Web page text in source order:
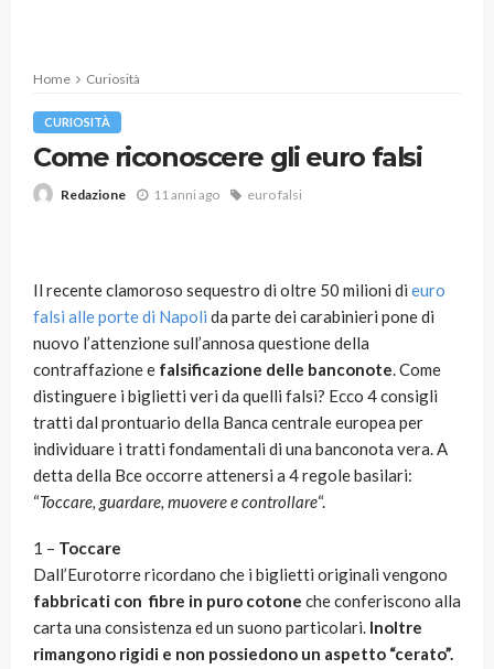
Home Curiosità
CURIOSITÀ
Come riconoscere gli euro falsi
Redazione 11 anni ago euro falsi
Il recente clamoroso sequestro di oltre 50 milioni di euro
falsi alle porte di Napoli da parte dei carabinieri pone di
nuovo l’attenzione sull’annosa questione della
contraffazione e falsificazione delle banconote. Come
distinguere i biglietti veri da quelli falsi? Ecco 4 consigli
tratti dal prontuario della Banca centrale europea per
individuare i tratti fondamentali di una banconota vera. A
detta della Bce occorre attenersi a 4 regole basilari:
“Toccare, guardare, muovere e controllare“.
1 – Toccare
Dall’Eurotorre ricordano che i biglietti originali vengono
fabbricati con fibre in puro cotone che conferiscono alla
carta una consistenza ed un suono particolari. Inoltre
rimangono rigidi e non possiedono un aspetto “cerato”.